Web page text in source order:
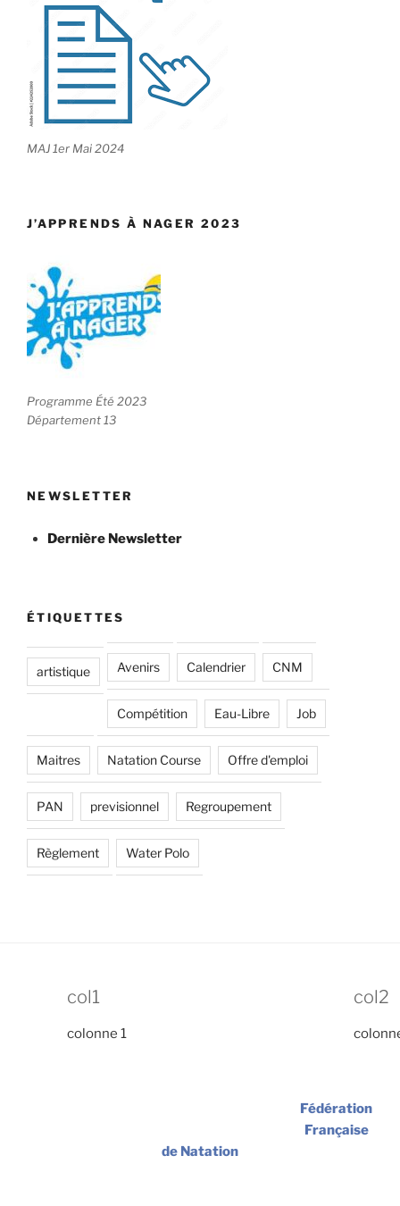
MAJ 1er Mai 2024
J’APPRENDS À NAGER 2023
Programme Été 2023
Département 13
NEWSLETTER
Dernière Newsletter
ÉTIQUETTES
artistique Avenirs Calendrier CNM
Compétition Eau-Libre Job
Maitres Natation Course Offre d'emploi
PAN previsionnel Regroupement
Règlement Water Polo
col1
colonne 1
col2
Fédération
Française
de Natation